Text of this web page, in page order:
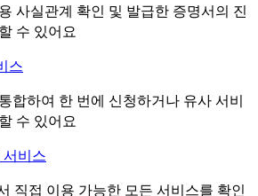
사실관계 확인 및 발급한 증명서의 진
수 있어요
스
합하여 한 번에 신청하거나 유사 서비
수 있어요
비스
직접 이용 가능한 모든 서비스를 확인